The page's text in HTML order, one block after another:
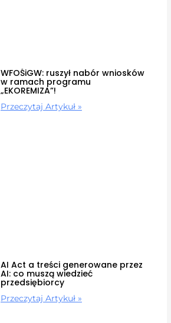
WFOŚiGW: ruszył nabór wniosków
w ramach programu
„EKOREMIZA”!
Przeczytaj Artykuł »
AI Act a treści generowane przez
AI: co muszą wiedzieć
przedsiębiorcy
Przeczytaj Artykuł »